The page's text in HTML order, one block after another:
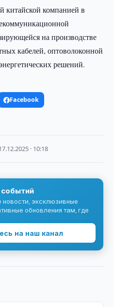
китайской компанией в
на производстве
кабелей, оптоволоконной
решений.
Facebook
· 10:18
новости, эксклюзивные
обновления там, где
на наш канал